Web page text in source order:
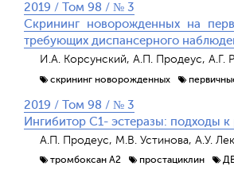
2019 / Том 98 / № 3
Скрининг новорожденных на
требующих диспансерного
И.А. Корсунский, А.П. Продеус, А.Г.
скрининг новорожденных
2019 / Том 98 / № 3
Ингибитор С1- эстеразы: подходы
А.П. Продеус, М.В. Устинова, А.У.
тромбоксан А2 простациклин